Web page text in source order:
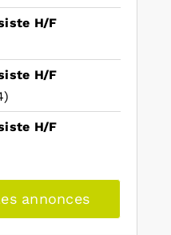
H/F
H/F
H/F
annonces